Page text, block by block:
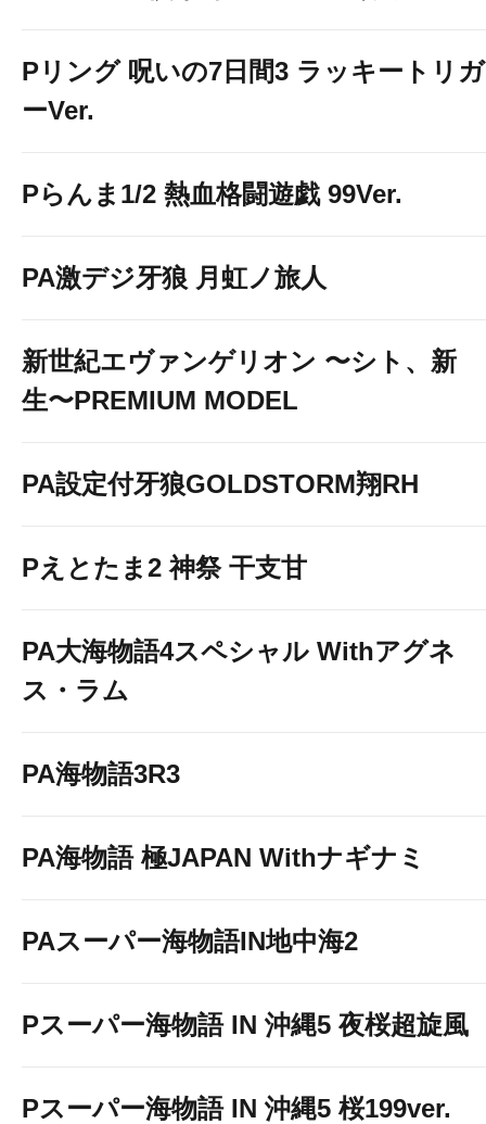
Pリング 呪いの7日間3 ラッキートリガ
ーVer.
Pらんま1/2 熱血格闘遊戯 99Ver.
PA激デジ牙狼 月虹ノ旅人
新世紀エヴァンゲリオン 〜シト、新
生〜PREMIUM MODEL
PA設定付牙狼GOLDSTORM翔RH
Pえとたま2 神祭 干支甘
PA大海物語4スペシャル Withアグネ
ス・ラム
PA海物語3R3
PA海物語 極JAPAN Withナギナミ
PAスーパー海物語IN地中海2
Pスーパー海物語 IN 沖縄5 夜桜超旋風
Pスーパー海物語 IN 沖縄5 桜199ver.